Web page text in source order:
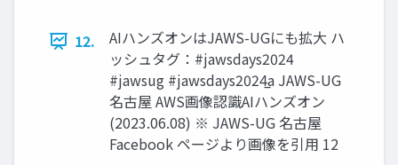
12.
AIハンズオンはJAWS-UGにも拡大 ハ
ッシュタグ：#jawsdays2024
#jawsug #jawsdays2024̲a JAWS-UG
名古屋 AWS画像認識AIハンズオン
(2023.06.08) ※ JAWS-UG 名古屋
Facebook ページより画像を引用 12